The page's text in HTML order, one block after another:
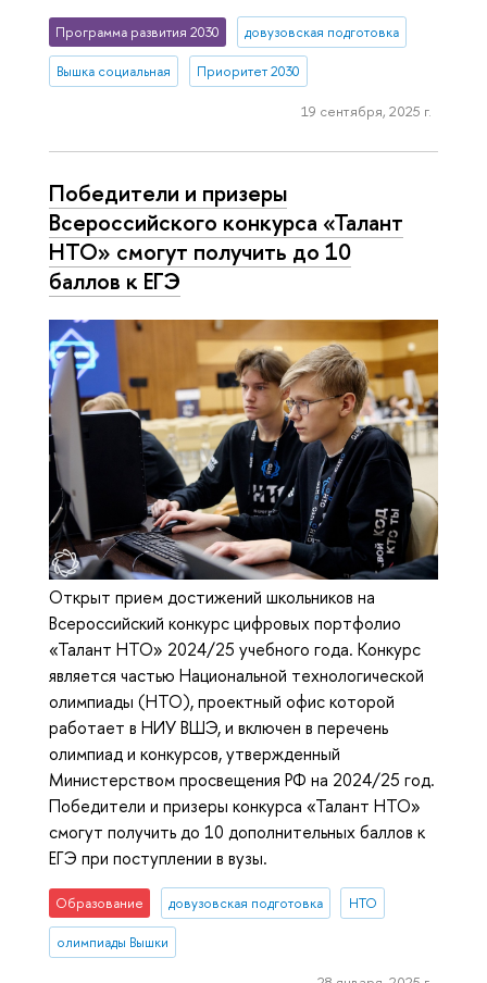
Программа развития 2030 довузовская подготовка
Вышка социальная Приоритет 2030
19 сентября, 2025 г.
Победители и призеры
Всероссийского конкурса «Талант
НТО» смогут получить до 10
баллов к ЕГЭ
Открыт прием достижений школьников на
Всероссийский конкурс цифровых портфолио
«Талант НТО» 2024/25 учебного года. Конкурс
является частью Национальной технологической
олимпиады (НТО), проектный офис которой
работает в НИУ ВШЭ, и включен в перечень
олимпиад и конкурсов, утвержденный
Министерством просвещения РФ на 2024/25 год.
Победители и призеры конкурса «Талант НТО»
смогут получить до 10 дополнительных баллов к
ЕГЭ при поступлении в вузы.
Образование довузовская подготовка НТО
олимпиады Вышки